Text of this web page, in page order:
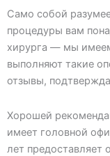
Само собой
процедуры вам
хирурга — мы
выполняют такие
отзывы,
Хорошей
имеет головной
лет предоставляет